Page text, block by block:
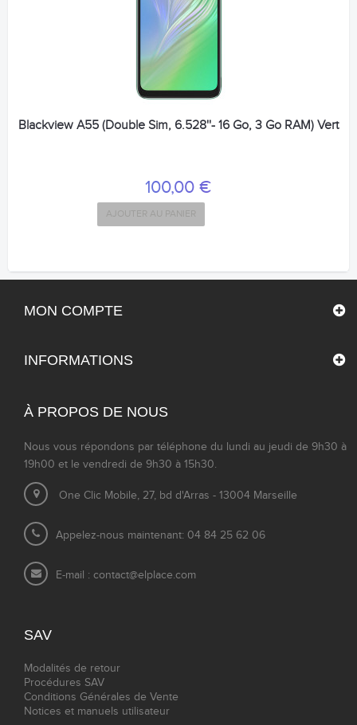
Blackview A55 (Double Sim, 6.528''- 16 Go, 3 Go RAM) Vert
100,00 €
AJOUTER AU PANIER
MON COMPTE
INFORMATIONS
À PROPOS DE NOUS
Nous vous répondons par téléphone du lundi au jeudi de 9h30 à
19h00 et le vendredi de 9h30 à 15h30.
One Clic Mobile, 27, bd d'Arras - 13004 Marseille
Appelez-nous maintenant: 04 84 25 62 06
E-mail : contact@elplace.com
SAV
Modalités de retour
Procédures SAV
Conditions Générales de Vente
Notices et manuels utilisateur